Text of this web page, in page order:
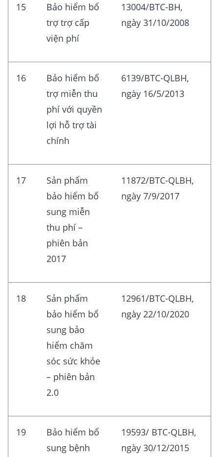
15
Bảo hiểm bổ
trợ trợ cấp
viện phí
13004/BTC-BH,
ngày 31/10/2008
16
Bảo hiểm bổ
trợ miễn thu
phí với quyền
lợi hỗ trợ tài
chính
6139/BTC-QLBH,
ngày 16/5/2013
17
Sản phẩm
bảo hiểm bổ
sung miễn
thu phí –
phiên bản
2017
11872/BTC-QLBH,
ngày 7/9/2017
18
Sản phẩm
bảo hiểm bổ
sung bảo
hiểm chăm
sóc sức khỏe
– phiên bản
2.0
12961/BTC-QLBH,
ngày 22/10/2020
19
Bảo hiểm bổ
sung bệnh
19593/ BTC-QLBH,
ngày 30/12/2015